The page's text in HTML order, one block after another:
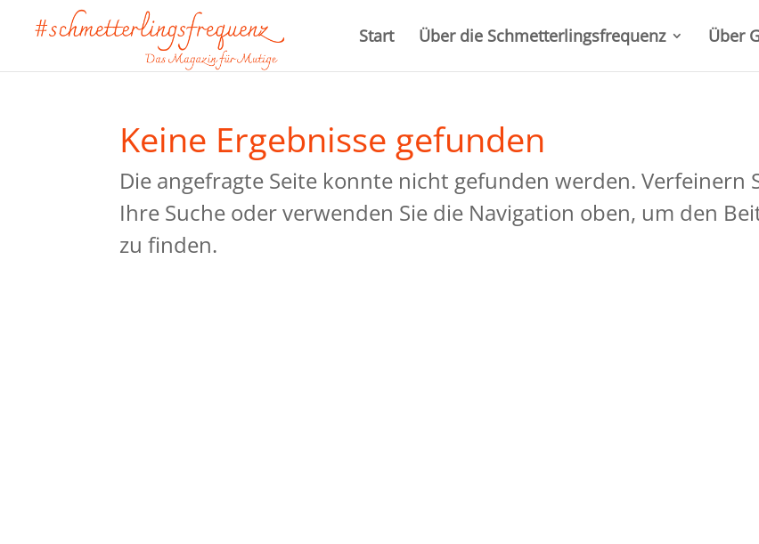
Start Über die Schmetterlingsfrequenz Über
Keine Ergebnisse gefunden
Die angefragte Seite konnte nicht gefunden werden. Verfeinern
Ihre Suche oder verwenden Sie die Navigation oben, um den
zu finden.